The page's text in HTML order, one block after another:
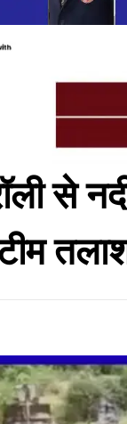
से नदी